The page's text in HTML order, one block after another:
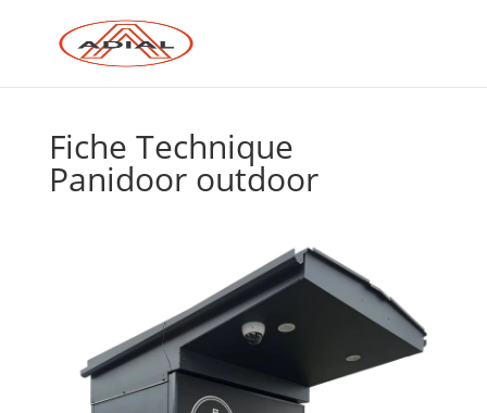
Fiche Technique
Panidoor outdoor